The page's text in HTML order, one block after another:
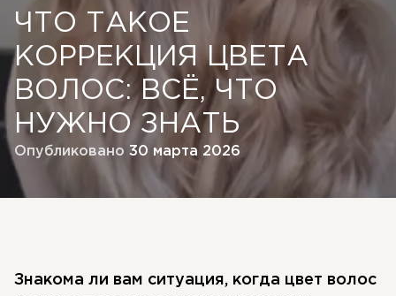
ЧТО ТАКОЕ
КОРРЕКЦИЯ ЦВЕТА
ВОЛОС: ВСЁ, ЧТО
НУЖНО ЗНАТЬ
Опубликовано 30 марта 2026
Знакома ли вам ситуация, когда цвет волос
Корзина пуста ВЫБРАТЬ УСЛУГИ